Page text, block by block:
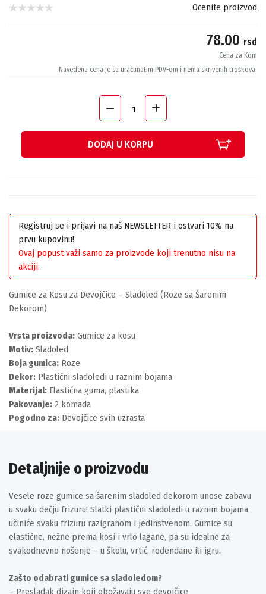
Ocenite proizvod
78.00 rsd
Cena za Kom
Navedena cena je sa uračunatim PDV-om i nema skrivenih troškova.
DODAJ U KORPU
Registruj se i prijavi na naš NEWSLETTER i ostvari 10% na
prvu kupovinu!
Ovaj popust važi samo za proizvode koji trenutno nisu na
akciji.
Gumice za Kosu za Devojčice – Sladoled (Roze sa Šarenim
Dekorom)
Vrsta proizvoda: Gumice za kosu
Motiv: Sladoled
Boja gumica: Roze
Dekor: Plastični sladoledi u raznim bojama
Materijal: Elastična guma, plastika
Pakovanje: 2 komada
Pogodno za: Devojčice svih uzrasta
Detaljnije o proizvodu
Vesele roze gumice sa šarenim sladoled dekorom unose zabavu
u svaku dečju frizuru! Slatki plastični sladoledi u raznim bojama
učiniće svaku frizuru razigranom i jedinstvenom. Gumice su
elastične, nežne prema kosi i vrlo lagane, pa su idealne za
svakodnevno nošenje – u školu, vrtić, rođendane ili igru.
Zašto odabrati gumice sa sladoledom?
– Presladak dizajn koji obožavaju sve devojčice